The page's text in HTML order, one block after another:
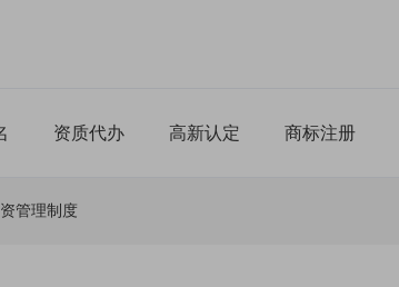
资质代办 高新认定 商标注册
管理制度